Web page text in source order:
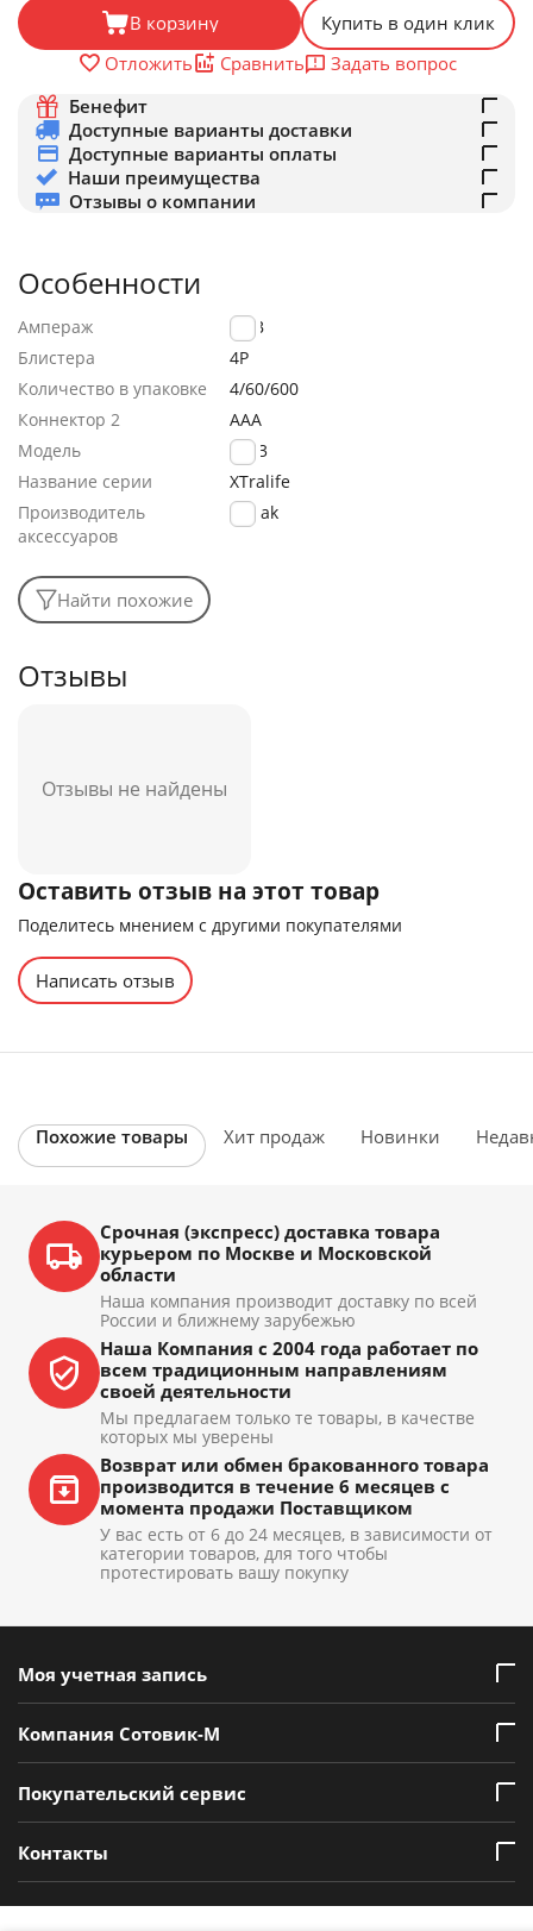
В корзину
Купить в один клик
Отложить
Сравнить
Задать вопрос
Бенефит
Доступные варианты доставки
Доступные варианты оплаты
Наши преимущества
Отзывы о компании
Особенности
Ампераж
1.5B
Блистера
4P
Количество в упаковке
4/60/600
Коннектор 2
AAA
Модель
LR03
Название серии
XTralife
Производитель
аксессуаров
Kodak
Найти похожие
Отзывы
Отзывы не найдены
Оставить отзыв на этот товар
Поделитесь мнением с другими покупателями
Написать отзыв
Похожие товары Хит продаж Новинки
Срочная (экспресс) доставка товара
курьером по Москве и Московской
области
Наша компания производит доставку по всей
России и ближнему зарубежью
Наша Компания с 2004 года работает по
всем традиционным направлениям
своей деятельности
Мы предлагаем только те товары, в качестве
которых мы уверены
Возврат или обмен бракованного товара
производится в течение 6 месяцев с
момента продажи Поставщиком
У вас есть от 6 до 24 месяцев, в зависимости от
категории товаров, для того чтобы
протестировать вашу покупку
Моя учетная запись
Компания Сотовик-М
Покупательский сервис
Контакты